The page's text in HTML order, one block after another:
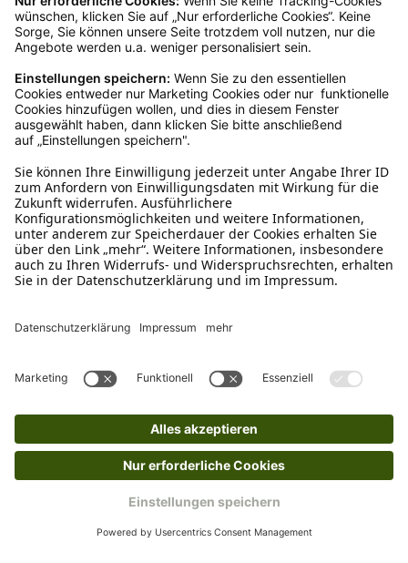
Kundenservice
Mo – Fr 9 – 17 Uhr, Sa 9 – 13 Uhr
Ruf uns an
0800-28 18 78
Schreibe uns
+49 1520 8997191
Tritt unserem Newsletter bei
Kundenzentrum